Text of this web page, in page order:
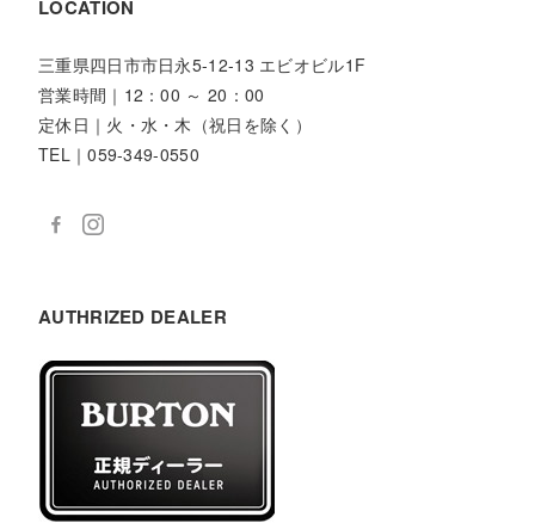
LOCATION
三重県四日市市日永5-12-13 エビオビル1F
営業時間｜12：00 ～ 20：00
定休日｜火・水・木（祝日を除く）
TEL｜059-349-0550
AUTHRIZED DEALER